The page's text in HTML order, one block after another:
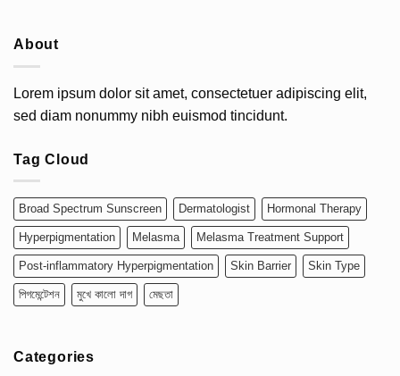
About
Lorem ipsum dolor sit amet, consectetuer adipiscing elit,
sed diam nonummy nibh euismod tincidunt.
Tag Cloud
Broad Spectrum Sunscreen Dermatologist Hormonal Therapy
Hyperpigmentation Melasma Melasma Treatment Support
Post-inflammatory Hyperpigmentation Skin Barrier Skin Type
পিগমেন্টেশন মুখে কালো দাগ মেছতা
Categories